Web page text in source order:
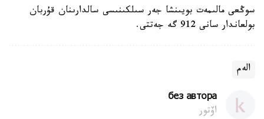
سوڭعى مالىمەت بويىنشا جەر سىلكىنىسى سالدارىنان قۇربان
بولعاندار سانى 912 گە جەتتى.
الەم
без автора
اۆتور